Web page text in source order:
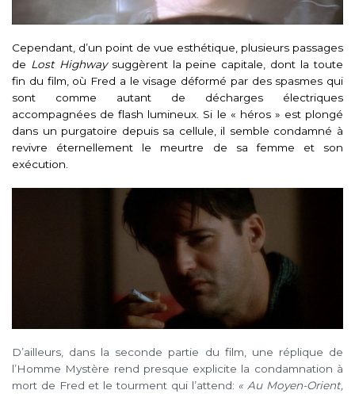
Cependant, d’un point de vue esthétique, plusieurs passages
de Lost Highwaysuggèrent la peine capitale, dont la toute
fin du film, où Fred a le visage déformé par des spasmes qui
sont comme autant de décharges électriques
accompagnées de flash lumineux. Si le « héros » est plongé
dans un purgatoire depuis sa cellule, il semble condamné à
revivre éternellement le meurtre de sa femme et son
exécution.
D’ailleurs, dans la seconde partie du film, une réplique de
l’Homme Mystère rend presque explicite la condamnation à
mort de Fred et le tourment qui l’attend: « Au Moyen-Orient,